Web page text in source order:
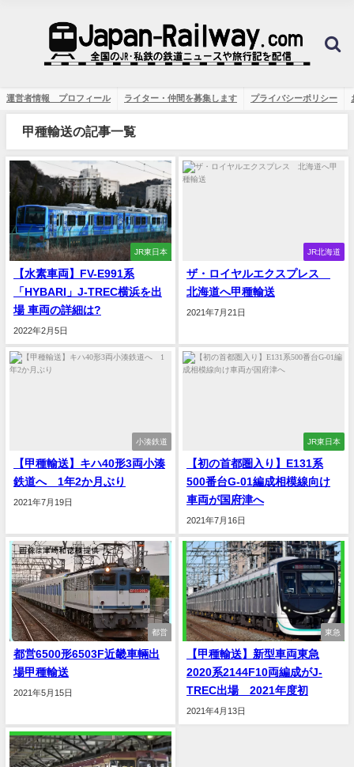
運営者情報 プロフィール ライター・仲間を募集します プライバシーポリシー
甲種輸送の記事一覧
JR東日本
【水素車両】FV-E991系
「HYBARI」J-TREC横浜を出
場 車両の詳細は?
2022年2月5日
JR北海道
ザ・ロイヤルエクスプレス
北海道へ甲種輸送
2021年7月21日
小湊鉄道
【甲種輸送】キハ40形3両小湊
鉄道へ 1年2か月ぶり
2021年7月19日
JR東日本
【初の首都圏入り】E131系
500番台G-01編成相模線向け
車両が国府津へ
2021年7月16日
都営
都営6500形6503F近畿車輛出
場甲種輸送
2021年5月15日
東急
【甲種輸送】新型車両東急
2020系2144F10両編成がJ-
TREC出場 2021年度初
2021年4月13日